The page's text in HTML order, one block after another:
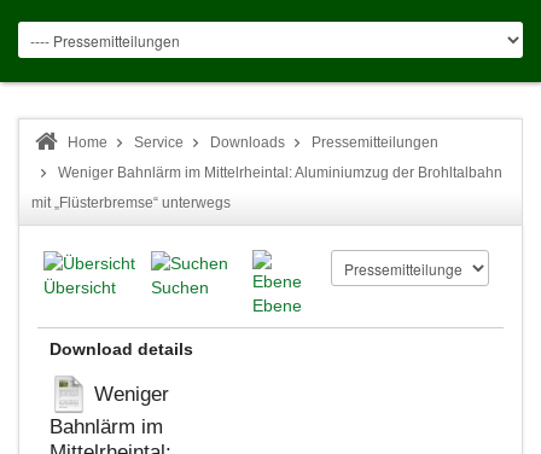
Home Service Downloads
Pressemitteilungen
Weniger Bahnlärm im Mittelrheintal: Aluminiumzug der Brohltalbahn
mit „Flüsterbremse“ unterwegs
Übersicht
Suchen
Ebene
Download details
Weniger
Bahnlärm im